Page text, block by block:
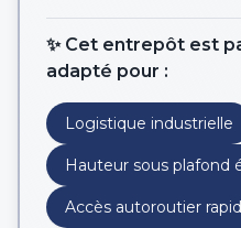
✨ Cet entrepôt est
adapté pour :
Logistique industrielle
Hauteur sous plafond
Accès autoroutier